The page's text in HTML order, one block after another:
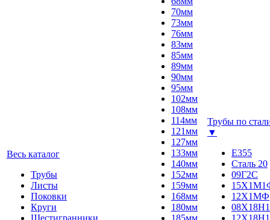
Весь каталог
Трубы
Листы
Поковки
Круги
Шестигранники
70мм
73мм
76мм
83мм
85мм
89мм
90мм
95мм
102мм
108мм
114мм
121мм
127мм
133мм
140мм
152мм
159мм
168мм
180мм
185мм
Трубы по
▼
E355
Сталь 20
09Г2С
12Х1МФ